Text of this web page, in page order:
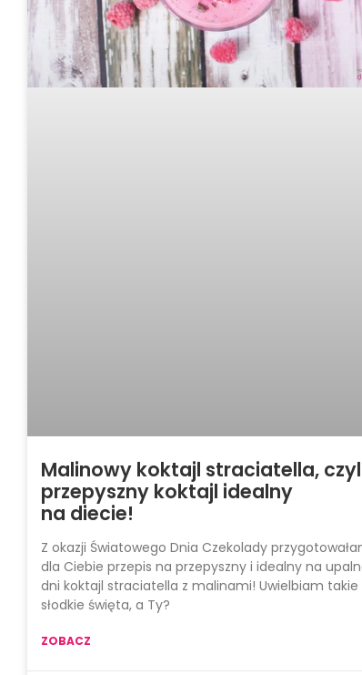
Malinowy koktajl straciatella,
przepyszny koktajl idealny
na diecie!
Z okazji Światowego Dnia Czekolady
dla Ciebie przepis na przepyszny i idealny na
dni koktajl straciatella z malinami! Uwielbiam takie
słodkie święta, a Ty?
ZOBACZ